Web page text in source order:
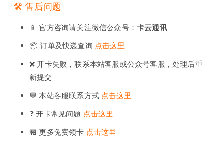
🛠️ 售后问题
📱 官方咨询请关注微信公众号： 卡云通讯
📦 订单及快递查询 点击这里
❌ 开卡失败，联系本站客服或公众号客服，处理后重
新提交
💬 本站客服联系方式 点击这里
❓ 开卡常见问题 点击这里
🏪 更多免费领卡 点击这里